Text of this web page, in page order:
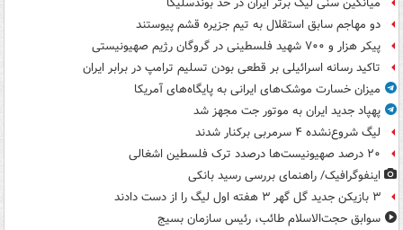
دو مهاجم سابق استقلال به تیم جزیره قشم پیوستند
پیکر هزار و ۷۰۰ شهید فلسطینی در گروگان رژیم صهیونیستی
تاکید رسانه اسرائیلی بر قطعی بودن تسلیم ترامپ در برابر ایران
میزان خسارت موشک‌های ایرانی به پایگاه‌های آمریکا
پهپاد جدید ایران به موتور جت مجهز شد
لیگ شروع‌نشده ۴ سرمربی برکنار شدند
۲۰ درصد صهیونیست‌ها درصدد ترک فلسطین اشغالی
اینفوگرافیک/ راهنمای بررسی رسید بانکی
۳ بازیکن جدید گل گهر ۳ هفته اول لیگ را از دست دادند
سوابق حجت‌الاسلام طائب، رئیس سازمان بسیج